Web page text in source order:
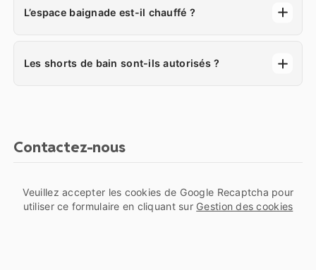
L’espace baignade est-il chauffé ?
Les shorts de bain sont-ils autorisés ?
Contactez-nous
Veuillez accepter les cookies de Google Recaptcha pour
utiliser ce formulaire en cliquant sur Gestion des cookies